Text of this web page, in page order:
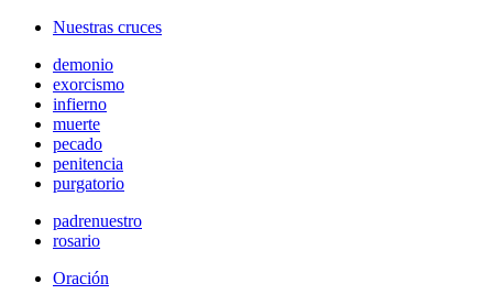
Nuestras cruces
demonio
exorcismo
infierno
muerte
pecado
penitencia
purgatorio
padrenuestro
rosario
Oración